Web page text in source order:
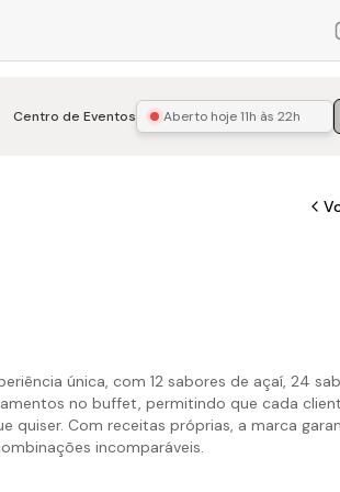
Centro de Eventos Aberto hoje11h às 22h
única, com 12 sabores de açaí, 24
no buffet, permitindo que cada
quiser. Com receitas próprias, a marca
incomparáveis.